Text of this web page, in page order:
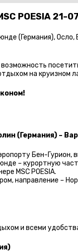
POESIA
(Германия), Осло,
на круизном
(Германия) –
Бен-Гурион,
– курортную
MSC POESIA.
направление –
и всеми